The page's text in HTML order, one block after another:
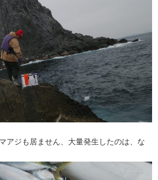
アジも居ません、大量発生したのは、な